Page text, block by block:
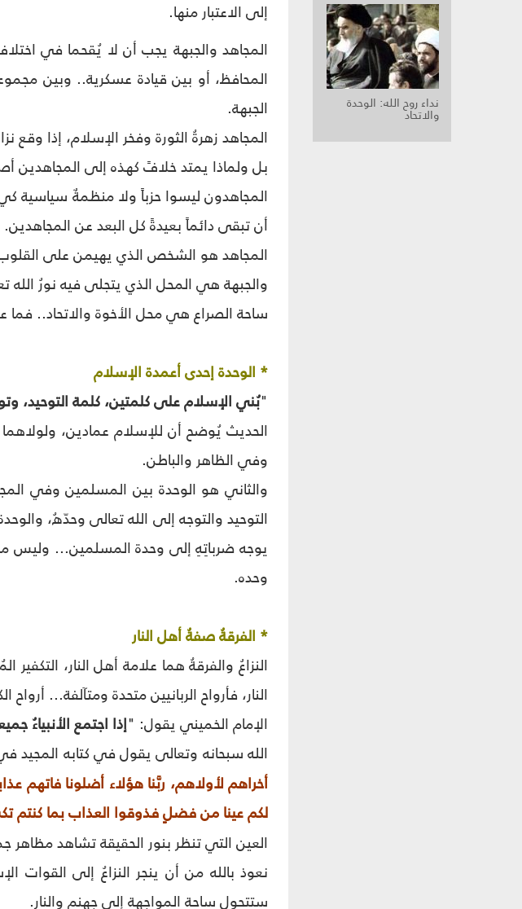
نداء روح الله‏: الوحدة
والاتحاد
إلى الاعتبار منها.
المجاهد والجبهة يجب أن لا يُقحما في
المحافظ، أو بين قيادة عسكرية.. وبين
الجبهة.
المجاهد زهرةُ الثورة وفخر الإسلام، إذا
بل ولماذا يمتد خلافً كهذه إلى المجاهدين
المجاهدون ليسوا حزباً ولا منظمةٌ سياسية
أن تبقى دائماً بعيدةً كل البعد عن المجاهدين.
المجاهد هو الشخص الذي يهيمن على
والجبهة هي المحل الذي يتجلى فيه نورُ الله
ساحة الصراع هي محل الأخوة والاتحاد.. فما
* الوحدة إحدى أعمدة الإسلام
"بُني الإسلام على كلمتين، كلمة التوحيد،
الحديث يُوضح أن للإسلام عمادين،
وفي الظاهر والباطن.
والثاني هو الوحدة بين المسلمين وفي
التوحيد والتوجه إلى الله تعالى وحدّهُ،
يوجه ضرباتِهِ إلى وحدة المسلمين... وليس
وحده.
* الفرقةُ صفةُ أهل النار
النزاعُ والفرقةُ هما علامة أهل النار،
النار، فأرواح الربانيين متحدة ومتآلفة...
الإمام الخميني يقول: "إذا اجتمع الأنبياءُ
الله سبحانه وتعالى يقول في كتابه المجيد
أخراهم لأولاهم، ربَّنا هؤلاء أضلونا فاتهم
لكم عينا من فضلٍ فذوقوا العذاب بما كنتم
العين التي تنظر بنور الحقيقة تشاهد مظاهر
نعوذ بالله من أن ينجر النزاعُ إلى القوات
ستتحول ساحة المواجهة إلى جهنم والنار.